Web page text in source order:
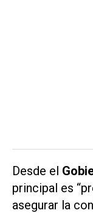
Desde el
principal es
asegurar la